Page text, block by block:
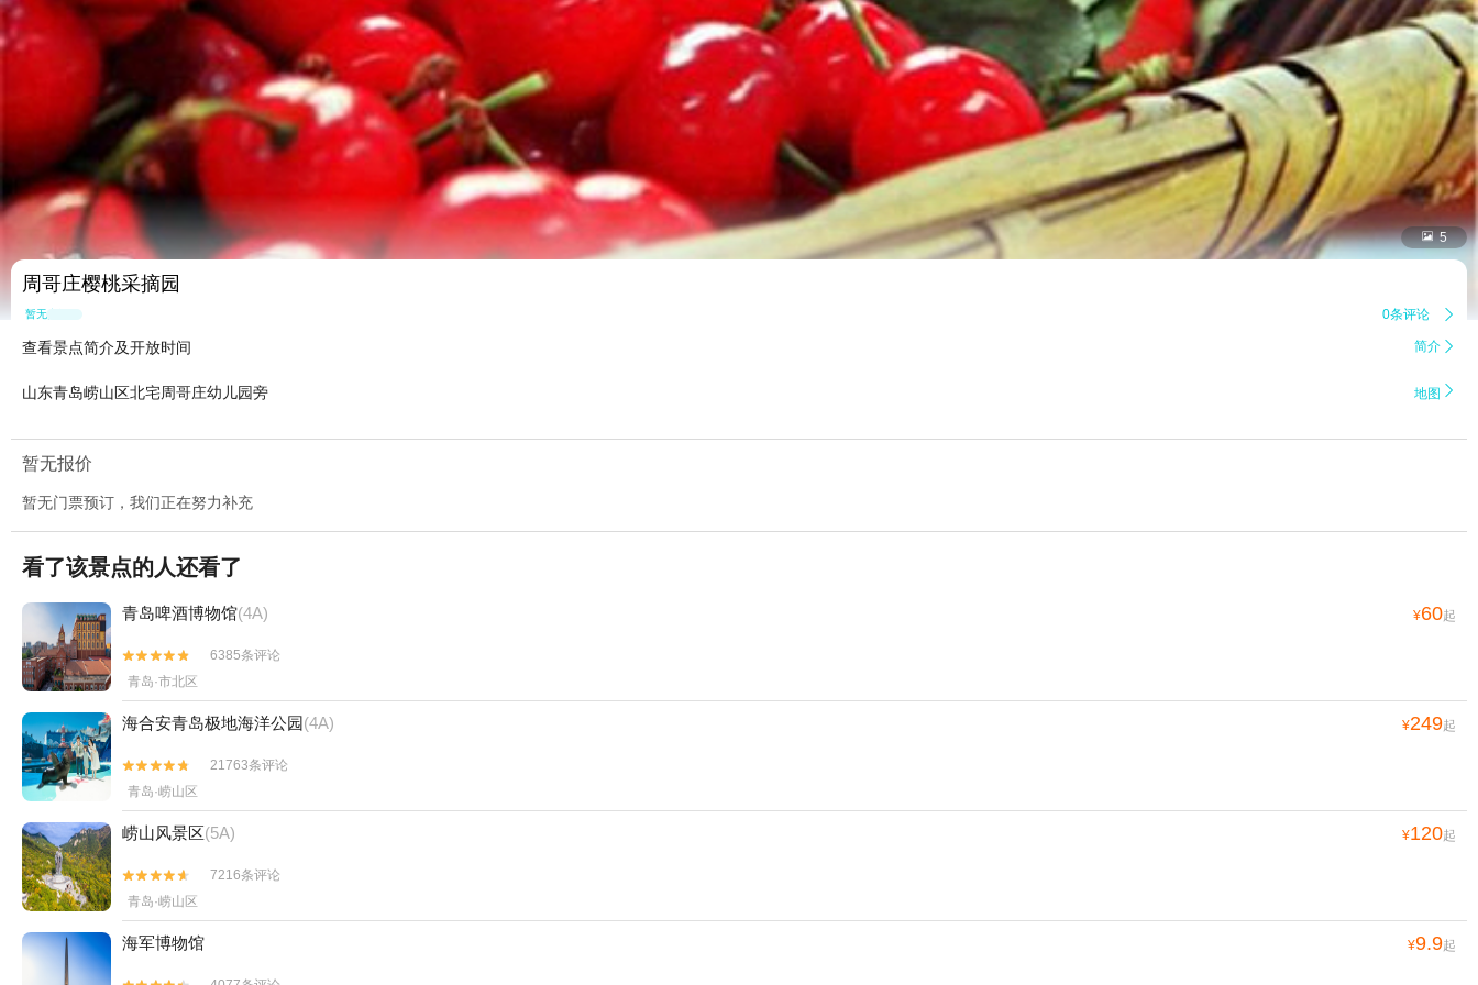
 5
周哥庄樱桃采摘园
暂无点评 0条评论 
查看景点简介及开放时间 简介 
山东青岛崂山区北宅周哥庄幼儿园旁 地图 
暂无报价
暂无门票预订，我们正在努力补充
看了该景点的人还看了
青岛啤酒博物馆(4A) ¥60起


6385条评论
青岛·市北区
海合安青岛极地海洋公园(4A) ¥249起


21763条评论
青岛·崂山区
崂山风景区(5A) ¥120起


7216条评论
青岛·崂山区
海军博物馆 ¥9.9起